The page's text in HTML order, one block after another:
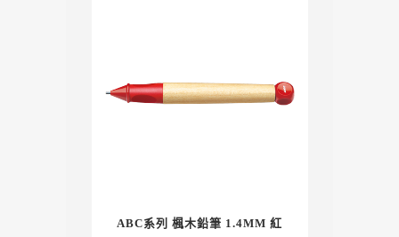
ABC系列 楓木鉛筆 1.4MM 紅